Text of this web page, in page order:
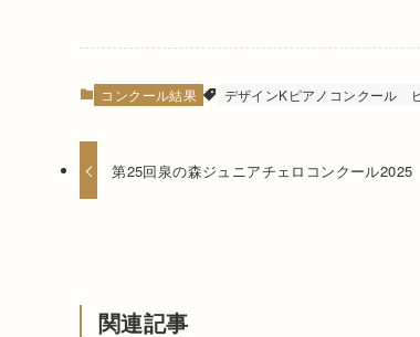
コンクール結果 デザインKピアノコンクール
第25回泉の森ジュニアチェロコンクール2025
関連記事